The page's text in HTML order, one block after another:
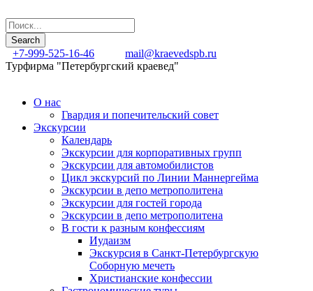
+7-999-525-16-46
mail@kraevedspb.ru
Турфирма "Петербургский краевед"
О нас
Гвардия и попечительский совет
Экскурсии
Календарь
Экскурсии для корпоративных групп
Экскурсии для автомобилистов
Цикл экскурсий по Линии Маннергейма
Экскурсии в депо метрополитена
Экскурсии для гостей города
Экскурсии в депо метрополитена
В гости к разным конфессиям
Иудаизм
Экскурсия в Санкт-Петербургскую
Соборную мечеть
Христианские конфессии